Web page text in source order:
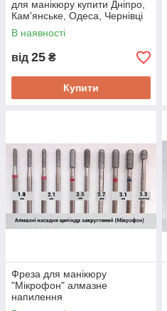
для манікюру купити Дніпро,
Кам'янське, Одеса, Чернівці
В наявності
від 25 ₴
Купити
Фреза для манікюру
"Мікрофон" алмазне
напилення